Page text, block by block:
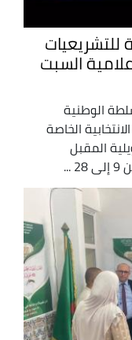
السبت
الوطنية
الخاصة
المقررة يوم 2 جويلية المقبل